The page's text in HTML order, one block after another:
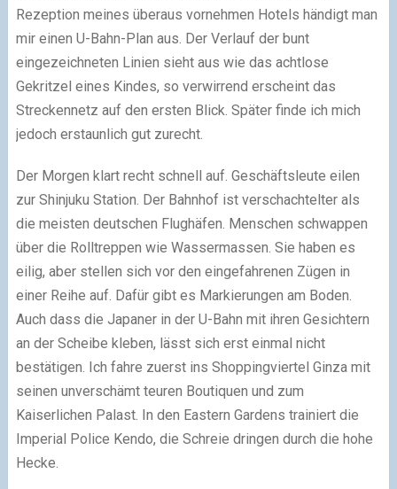
Rezeption meines überaus vornehmen Hotels händigt man
mir einen U-Bahn-Plan aus. Der Verlauf der bunt
eingezeichneten Linien sieht aus wie das achtlose
Gekritzel eines Kindes, so verwirrend erscheint das
Streckennetz auf den ersten Blick. Später finde ich mich
jedoch erstaunlich gut zurecht.
Der Morgen klart recht schnell auf. Geschäftsleute eilen
zur Shinjuku Station. Der Bahnhof ist verschachtelter als
die meisten deutschen Flughäfen. Menschen schwappen
über die Rolltreppen wie Wassermassen. Sie haben es
eilig, aber stellen sich vor den eingefahrenen Zügen in
einer Reihe auf. Dafür gibt es Markierungen am Boden.
Auch dass die Japaner in der U-Bahn mit ihren Gesichtern
an der Scheibe kleben, lässt sich erst einmal nicht
bestätigen. Ich fahre zuerst ins Shoppingviertel Ginza mit
seinen unverschämt teuren Boutiquen und zum
Kaiserlichen Palast. In den Eastern Gardens trainiert die
Imperial Police Kendo, die Schreie dringen durch die hohe
Hecke.